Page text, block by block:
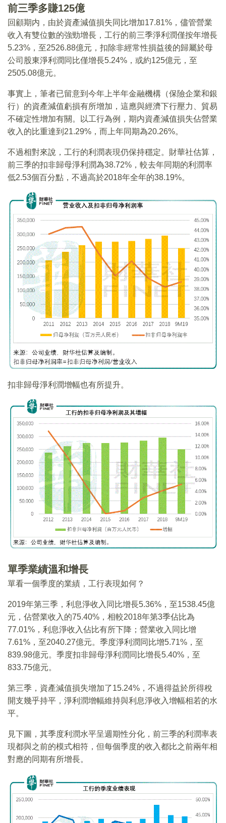
前三季多賺125億
回顧期内，由於資產減值損失同比增加17.81%，儘管營業
收入有雙位數的強勁增長，工行的前三季淨利潤僅按年增長
5.23%，至2526.88億元，扣除非經常性損益後的歸屬於母
公司股東淨利潤同比僅增長5.24%，或約125億元，至
2505.08億元。
事實上，筆者已留意到今年上半年金融機構（保險企業和銀
行）的資產減值虧損有所增加，這應與經濟下行壓力、貿易
不確定性增加有關。以工行為例，期内資產減值損失佔營業
收入的比重達到21.29%，而上年同期為20.26%。
不過相對來說，工行的利潤表現仍保持穩定。財華社估算，
前三季的扣非歸母淨利潤為38.72%，較去年同期的利潤率
低2.53個百分點，不過高於2018年全年的38.19%。
扣非歸母淨利潤增幅也有所提升。
單季業績溫和增長
單看一個季度的業績，工行表現如何？
2019年第三季，利息淨收入同比增長5.36%，至1538.45億
元，佔營業收入的75.40%，相較2018年第3季佔比為
77.01%，利息淨收入佔比有所下降；營業收入同比增
7.61%，至2040.27億元。季度淨利潤同比增5.71%，至
839.98億元。季度扣非歸母淨利潤同比增長5.40%，至
833.75億元。
第三季，資產減值損失增加了15.24%，不過得益於所得稅
開支幾乎持平，淨利潤增幅維持與利息淨收入增幅相若的水
平。
見下圖，其季度利潤水平呈週期性分化，前三季的利潤率表
現都與之前的模式相符，但每個季度的收入都比之前兩年相
對應的同期有所增長。